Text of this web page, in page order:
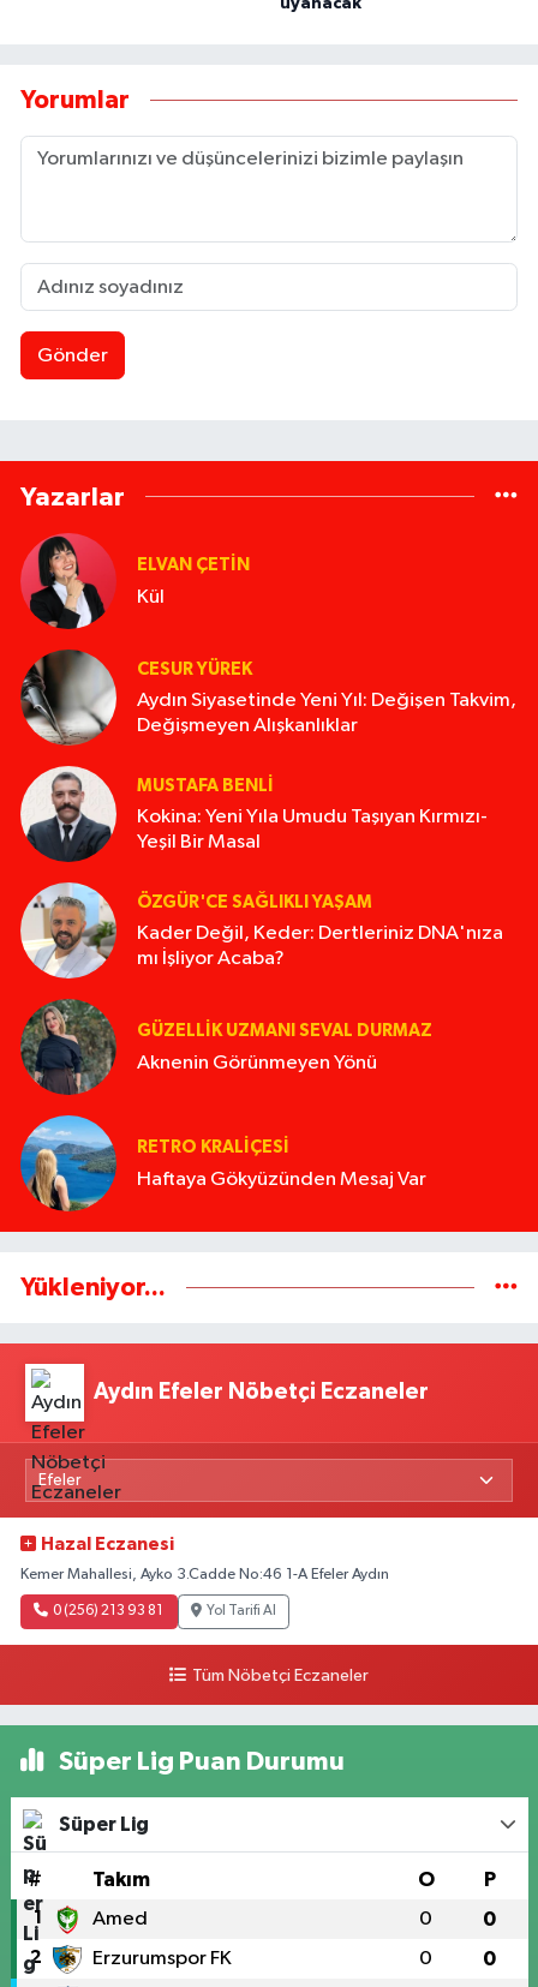
uyanacak”
Yorumlar
Gönder
Yazarlar
ELVAN ÇETIN
Kül
CESUR YÜREK
Aydın Siyasetinde Yeni Yıl: Değişen Takvim,
Değişmeyen Alışkanlıklar
MUSTAFA BENLI
Kokina: Yeni Yıla Umudu Taşıyan Kırmızı-
Yeşil Bir Masal
ÖZGÜR'CE SAĞLIKLI YAŞAM
Kader Değil, Keder: Dertleriniz DNA'nıza
mı İşliyor Acaba?
GÜZELLIK UZMANI SEVAL DURMAZ
Aknenin Görünmeyen Yönü
RETRO KRALIÇESI
Haftaya Gökyüzünden Mesaj Var
Yükleniyor...
Aydın Efeler Nöbetçi Eczaneler
Hazal Eczanesi
Kemer Mahallesi, Ayko 3.Cadde No:46 1-A Efeler Aydın
0 (256) 213 93 81 Yol Tarifi Al
Tüm Nöbetçi Eczaneler
Süper Lig Puan Durumu
Süper Lig
# Takım O P
1 Amed 0 0
2 Erzurumspor FK 0 0